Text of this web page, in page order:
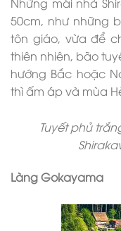
50cm, như những
tôn giáo, vừa để
thiên nhiên, bão
hướng Bắc hoặc
thì ấm áp và mùa
Tuyết phủ
Làng Gokayama